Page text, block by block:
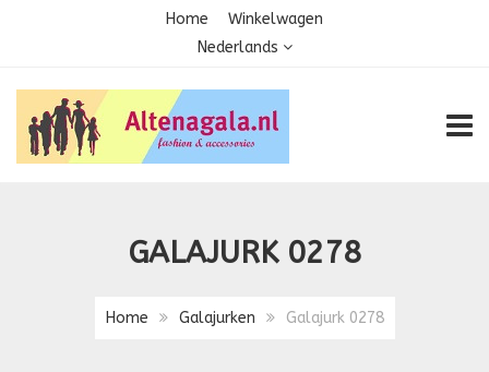
Home
Winkelwagen
Nederlands
GALAJURK 0278
Home Galajurken Galajurk 0278